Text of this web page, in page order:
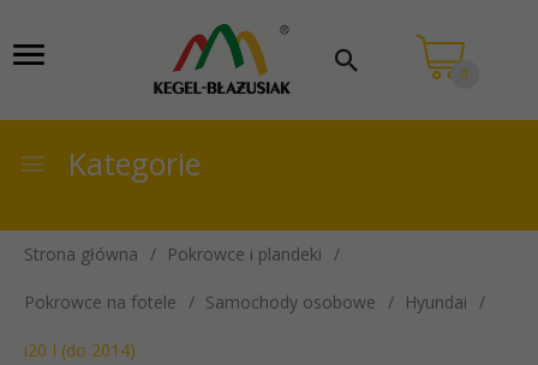
0
Kategorie
Strona główna Pokrowce i plandeki
Pokrowce na fotele Samochody osobowe Hyundai
i20 I (do 2014)